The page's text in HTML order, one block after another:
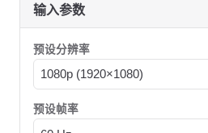
输入参数
预设分辨率
预设帧率